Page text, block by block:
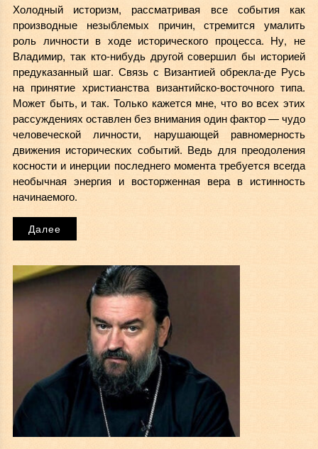
Холодный историзм, рассматривая все события как
производные незыблемых причин, стремится умалить
роль личности в ходе исторического процесса. Ну, не
Владимир, так кто-нибудь другой совершил бы историей
предуказанный шаг. Связь с Византией обрекла-де Русь
на принятие христианства византийско-восточного типа.
Может быть, и так. Только кажется мне, что во всех этих
рассуждениях оставлен без внимания один фактор — чудо
человеческой личности, нарушающей равномерность
движения исторических событий. Ведь для преодоления
косности и инерции последнего момента требуется всегда
необычная энергия и восторженная вера в истинность
начинаемого.
Далее